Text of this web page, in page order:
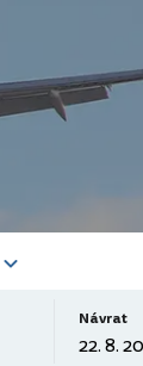
Návrat